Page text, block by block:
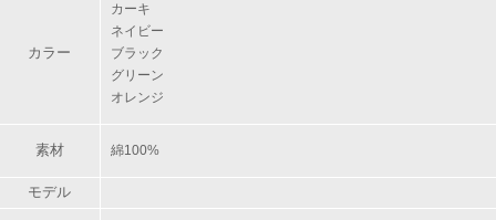
カラー
カーキ
ネイビー
ブラック
グリーン
オレンジ
素材 綿100%
モデル